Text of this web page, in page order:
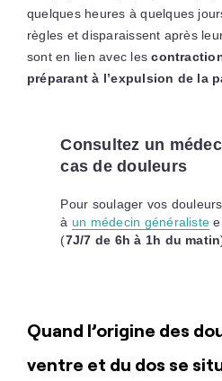
quelques heures à quelques
règles et disparaissent après
sont en lien avec les
préparant à l’expulsion de la
Consultez un
cas de douleurs
Pour soulager vos
à un médecin généraliste
(7J/7 de 6h à 1h du matin
Quand l’origine des
ventre et du dos se